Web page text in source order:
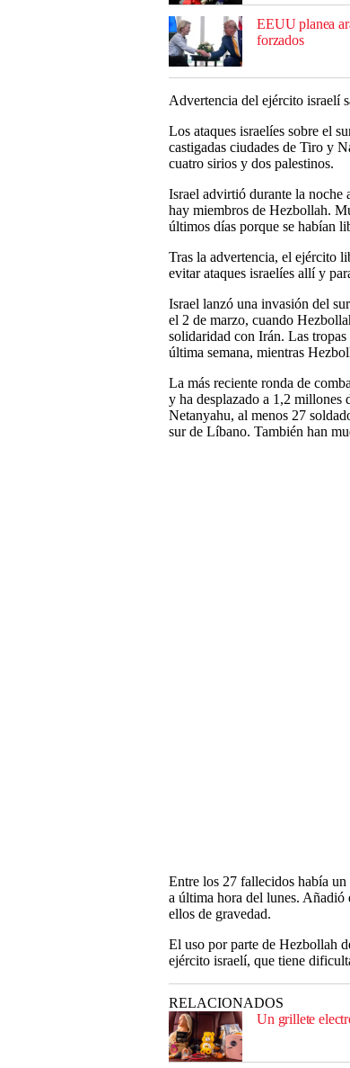
EEUU planea
forzados
Advertencia del ejército israelí
Los ataques israelíes sobre el
castigadas ciudades de Tiro y
cuatro sirios y dos palestinos.
Israel advirtió durante la noche
hay miembros de Hezbollah.
últimos días porque se habían
Tras la advertencia, el ejército
evitar ataques israelíes allí y
Israel lanzó una invasión del
el 2 de marzo, cuando
solidaridad con Irán. Las
última semana, mientras
La más reciente ronda de
y ha desplazado a 1,2 millones
Netanyahu, al menos 27
sur de Líbano. También han
Entre los 27 fallecidos había
a última hora del lunes. Añadió
ellos de gravedad.
El uso por parte de Hezbollah
ejército israelí, que tiene
RELACIONADOS
Un grillete